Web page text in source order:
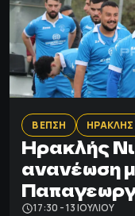
Β ΕΠΣΗ ΗΡΑΚΛΗΣ
Ηρακλής
ανανέωση
17:30 - 13 ΙΟΥΛΊΟΥ